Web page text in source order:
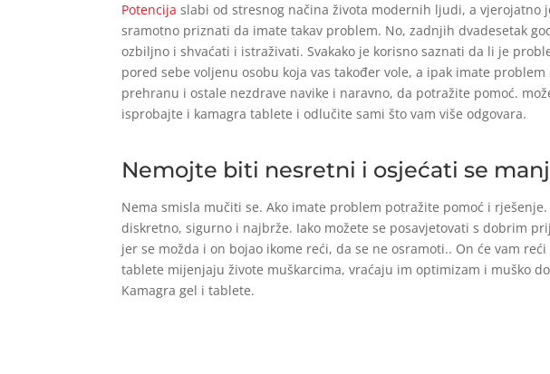
Potencija slabi od stresnog načina života modernih ljudi, a
sramotno priznati da imate takav problem. No, zadnjih dvadesetak
ozbiljno i shvaćati i istraživati. Svakako je korisno saznati da li je
pored sebe voljenu osobu koja vas također vole, a ipak imate
prehranu i ostale nezdrave navike i naravno, da potražite pomoć.
isprobajte i kamagra tablete i odlučite sami što vam više odgovara.
Nemojte biti nesretni i osjećati se
Nema smisla mučiti se. Ako imate problem potražite pomoć i
diskretno, sigurno i najbrže. Iako možete se posavjetovati s dobrim
jer se možda i on bojao ikome reći, da se ne osramoti.. On će vam
tablete mijenjaju živote muškarcima, vraćaju im optimizam i muško
Kamagra gel i tablete.